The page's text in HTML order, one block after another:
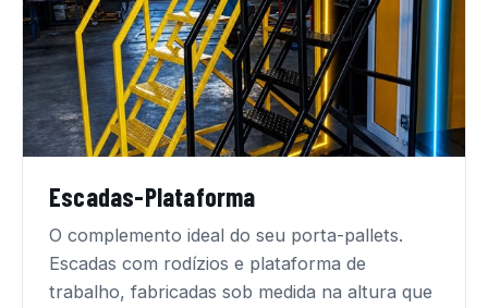
Escadas-Plataforma
O complemento ideal do seu porta-pallets.
Escadas com rodízios e plataforma de
trabalho, fabricadas sob medida na altura que